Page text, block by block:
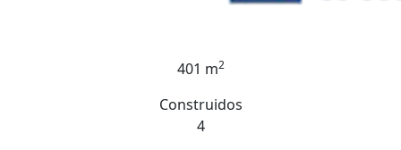
401 m2
Construidos
4